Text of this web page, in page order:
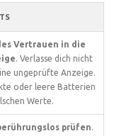
Vertrauen in die
. Verlasse dich nicht
ungeprüfte Anzeige.
oder leere Batterien
Werte.
prüfen.